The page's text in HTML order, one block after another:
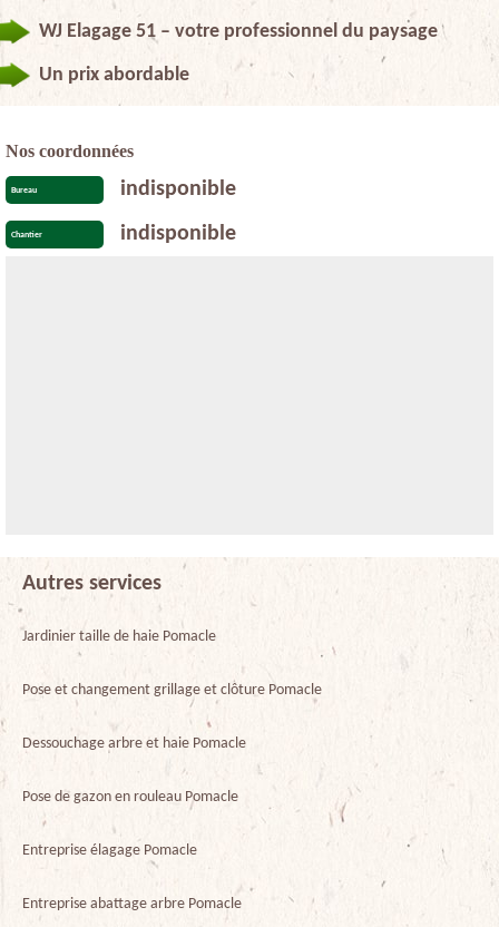
WJ Elagage 51 – votre professionnel du paysage
Un prix abordable
Nos coordonnées
Bureau indisponible
Chantier indisponible
Autres services
Jardinier taille de haie Pomacle
Pose et changement grillage et clôture Pomacle
Dessouchage arbre et haie Pomacle
Pose de gazon en rouleau Pomacle
Entreprise élagage Pomacle
Entreprise abattage arbre Pomacle